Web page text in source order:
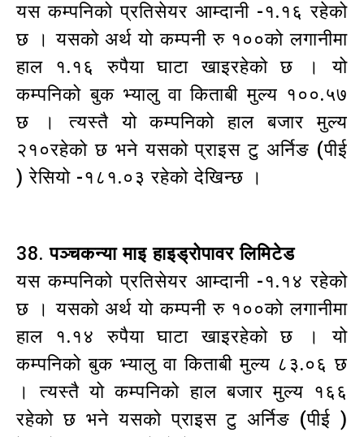
यस कम्पनिको प्रतिसेयर आम्दानी -१.१६ रहेको
छ । यसको अर्थ यो कम्पनी रु १००को लगानीमा
हाल १.१६ रुपैया घाटा खाइरहेको छ । यो
कम्पनिको बुक भ्यालु वा किताबी मुल्य १००.५७
छ । त्यस्तै यो कम्पनिको हाल बजार मुल्य
२१०रहेको छ भने यसको प्राइस टु अर्निङ (पीई
) रेसियो -१८१.०३ रहेको देखिन्छ ।
38.पञ्चकन्या माइ हाइड्रोपावर लिमिटेड
यस कम्पनिको प्रतिसेयर आम्दानी -१.१४ रहेको
छ । यसको अर्थ यो कम्पनी रु १००को लगानीमा
हाल १.१४ रुपैया घाटा खाइरहेको छ । यो
कम्पनिको बुक भ्यालु वा किताबी मुल्य ८३.०६ छ
। त्यस्तै यो कम्पनिको हाल बजार मुल्य १६६
रहेको छ भने यसको प्राइस टु अर्निङ (पीई )